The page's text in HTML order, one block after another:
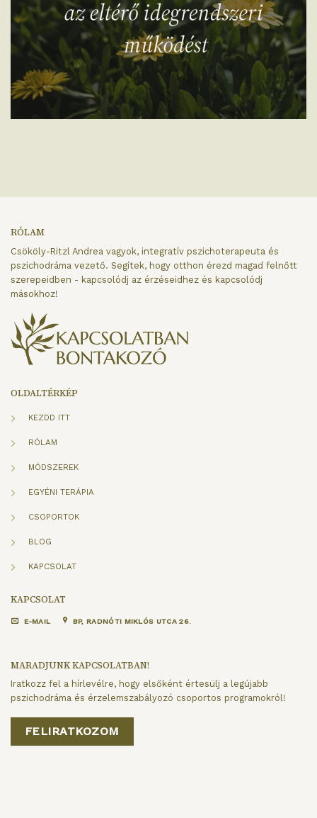
RÓLAM
Csököly-Ritzl Andrea vagyok, integratív pszichoterapeuta és
pszichodráma vezető. Segítek, hogy otthon érezd magad felnőtt
szerepeidben - kapcsolódj az érzéseidhez és kapcsolódj
másokhoz!
OLDALTÉRKÉP
KEZDD ITT
RÓLAM
MÓDSZEREK
EGYÉNI TERÁPIA
CSOPORTOK
BLOG
KAPCSOLAT
KAPCSOLAT
E-MAIL BP, RADNÓTI MIKLÓS UTCA 26.
MARADJUNK KAPCSOLATBAN!
Iratkozz fel a hírlevélre, hogy elsőként értesülj a legújabb
pszichodráma és érzelemszabályozó csoportos programokról!
FELIRATKOZOM